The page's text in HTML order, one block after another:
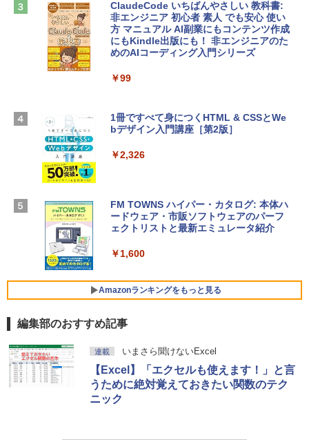
￥2,952
Apple 2026 MacBook Air M5チップ搭載
igence、13.6インチLiquid Retinaディ
ームカメラ、日本語キーボード、Touch I
D - ミッドナイト
￥298,901
ン 15-fd 15.6インチ 16GBメモリ 512GB
SSD インテル Core 5
ersonal/Copilotキー搭載/Win 11/15.6型/
Core i5/16GB/SSD 512GB/ホワイト) FM
Robloxギフトカード - 2,000 Robux 【限
定バーチャルアイテムを含む】 【オンラ
インゲームコード】 ロブロックス | オン
ラインコード版
￥3,200
Robloxギフトカード - 1000 Robux 【限
定バーチャルアイテムを含む】 【オンラ
ラインコード版
Windows版 | Minecraft (マインクラフ
ト): Java & Bedrock Edition | オンライ
ClaudeCode いちばんやさしい 教科書:
非エンジニア 初心者 素人 でも安心 使い
方 マニュアル AI副業にもコンテンツ作成
にもKindle出版にも！ 非エンジニアのた
めのAIコーディング入門シリーズ
￥99
1冊ですべて身につくHTML & CSSとWe
bデザイン入門講座［第2版］
￥2,326
FM TOWNS ハイパー・カタログ: 本体ハ
ードウェア・市販ソフトウェアのパーフ
ェクトリストと最新エミュレータ紹介
￥1,600
Amazonランキングをもっと見る
Amazon Kindle Paperwhite (16GB) 7イ
ンチディスプレイ、色調調節ライト、12
週間持続バッテリー、広告なし、ブラッ
ク
￥22,980
編集部のおすすめ記事
連載 いまさら聞けないExcel
【Excel】「エクセルも使えます！」と言
うために絶対覚えておきたい関数のテク
ニック